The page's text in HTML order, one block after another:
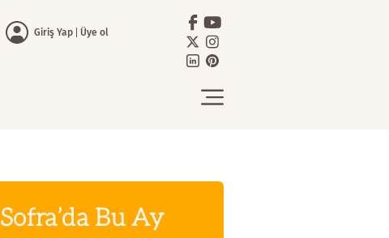
Giriş Yap Üye ol
Sofra’da Bu Ay